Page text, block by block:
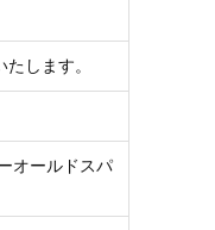
します。
オールドスパ